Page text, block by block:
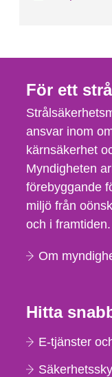
För ett
ansvar inom
kärnsäkerhet
Myndigheten
förebyggande
miljö från
och i framtiden.
Om
Hitta
E-tjänster